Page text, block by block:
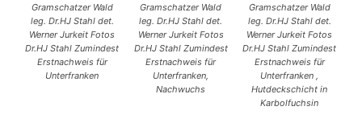
Gramschatzer Wald
leg. Dr.HJ Stahl det.
Werner Jurkeit Fotos
Dr.HJ Stahl Zumindest
Erstnachweis für
Unterfranken
Gramschatzer Wald
leg. Dr.HJ Stahl det.
Werner Jurkeit Fotos
Dr.HJ Stahl Zumindest
Erstnachweis für
Unterfranken,
Nachwuchs
Gramschatzer Wald
leg. Dr.HJ Stahl det.
Werner Jurkeit Fotos
Dr.HJ Stahl Zumindest
Erstnachweis für
Unterfranken ,
Hutdeckschicht in
Karbolfuchsin